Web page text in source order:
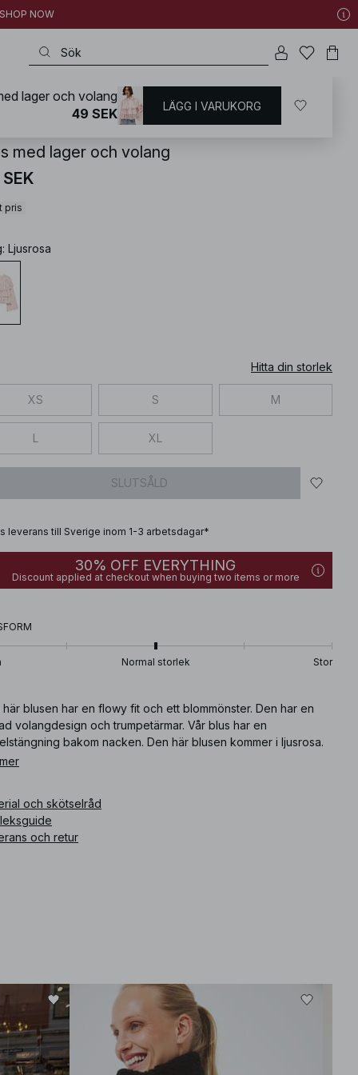
NOW
Skjortor & blusar / Blusar
med lager och volang
pris
: Ljusrosa
Hitta din storlek
XS S M
L XL
SLUTSÅLD
leverans till Sverige inom 1-3 arbetsdagar*
30% OFF EVERYTHING
Discount applied at checkout when buying two items or more
Normal storlek Stor
här blusen har en flowy fit och ett blommönster. Den har en
volangdesign och trumpetärmar. Vår blus har en
bakom nacken. Den här blusen kommer i ljusrosa.
och skötselråd
och retur
lager och volang
49 SEK
LÄGG I VARUKORG